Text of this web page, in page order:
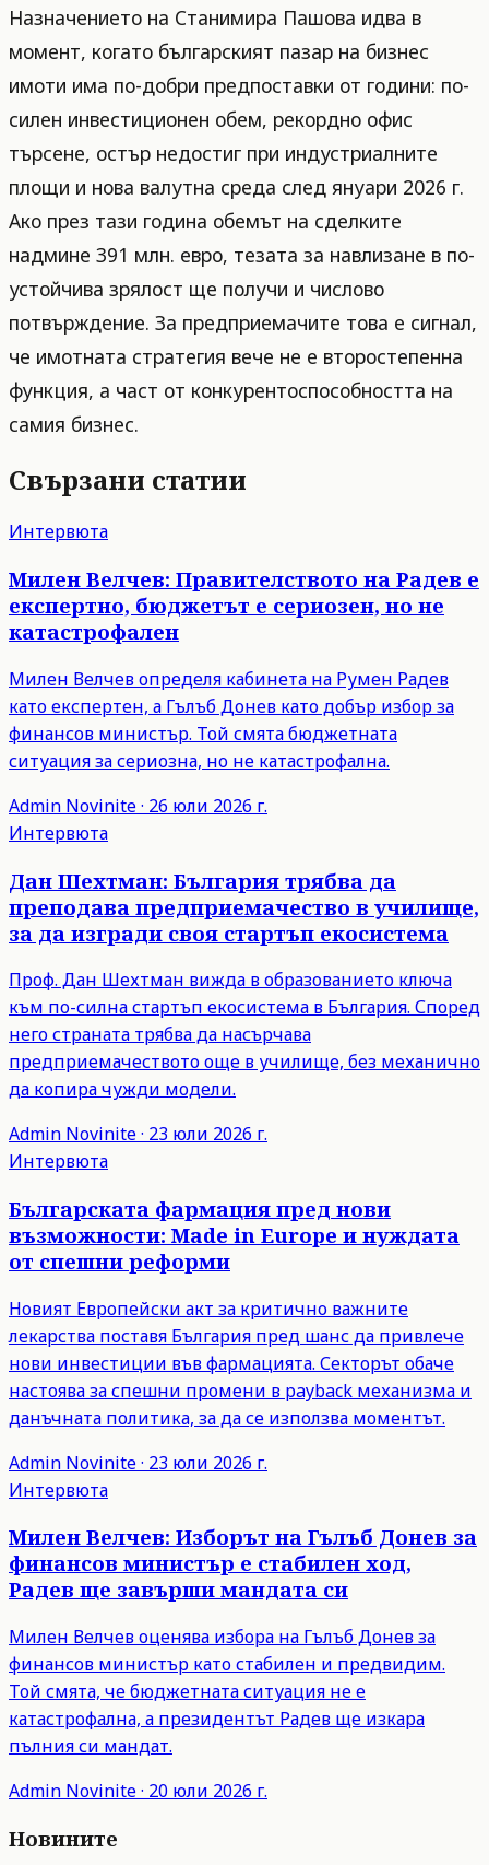
Назначението на Станимира Пашова идва в
момент, когато българският пазар на бизнес
имоти има по-добри предпоставки от години: по-
силен инвестиционен обем, рекордно офис
търсене, остър недостиг при индустриалните
площи и нова валутна среда след януари 2026 г.
Ако през тази година обемът на сделките
надмине 391 млн. евро, тезата за навлизане в по-
устойчива зрялост ще получи и числово
потвърждение. За предприемачите това е сигнал,
че имотната стратегия вече не е второстепенна
функция, а част от конкурентоспособността на
самия бизнес.
Свързани статии
Интервюта
Милен Велчев: Правителството на Радев е
експертно, бюджетът е сериозен, но не
катастрофален
Милен Велчев определя кабинета на Румен Радев
като експертен, а Гълъб Донев като добър избор за
финансов министър. Той смята бюджетната
ситуация за сериозна, но не катастрофална.
Admin Novinite· 26 юли 2026 г.
Интервюта
Дан Шехтман: България трябва да
преподава предприемачество в училище,
за да изгради своя стартъп екосистема
Проф. Дан Шехтман вижда в образованието ключа
към по-силна стартъп екосистема в България. Според
него страната трябва да насърчава
предприемачеството още в училище, без механично
да копира чужди модели.
Admin Novinite· 23 юли 2026 г.
Интервюта
Българската фармация пред нови
възможности: Made in Europe и нуждата
от спешни реформи
Новият Европейски акт за критично важните
лекарства поставя България пред шанс да привлече
нови инвестиции във фармацията. Секторът обаче
настоява за спешни промени в payback механизма и
данъчната политика, за да се използва моментът.
Admin Novinite· 23 юли 2026 г.
Интервюта
Милен Велчев: Изборът на Гълъб Донев за
финансов министър е стабилен ход,
Радев ще завърши мандата си
Милен Велчев оценява избора на Гълъб Донев за
финансов министър като стабилен и предвидим.
Той смята, че бюджетната ситуация не е
катастрофална, а президентът Радев ще изкара
пълния си мандат.
Admin Novinite· 20 юли 2026 г.
Новините